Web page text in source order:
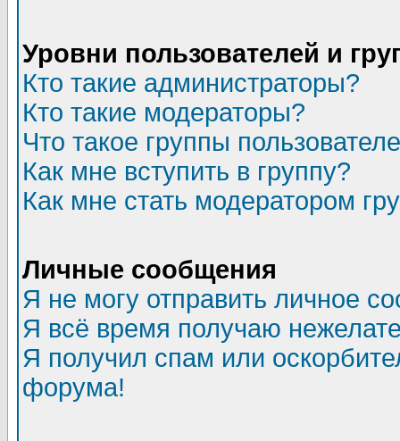
Уровни пользователей и
Кто такие администраторы?
Кто такие модераторы?
Что такое группы
Как мне вступить в группу?
Как мне стать модератором
Личные сообщения
Я не могу отправить личное
Я всё время получаю
Я получил спам или
форума!